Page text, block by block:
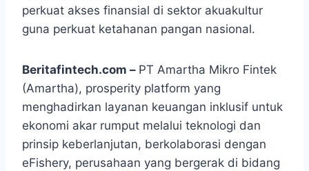
perkuat akses finansial di sektor akuakultur
guna perkuat ketahanan pangan nasional.
Beritafintech.com – PT Amartha Mikro Fintek
(Amartha), prosperity platform yang
menghadirkan layanan keuangan inklusif untuk
ekonomi akar rumput melalui teknologi dan
prinsip keberlanjutan, berkolaborasi dengan
eFishery, perusahaan yang bergerak di bidang